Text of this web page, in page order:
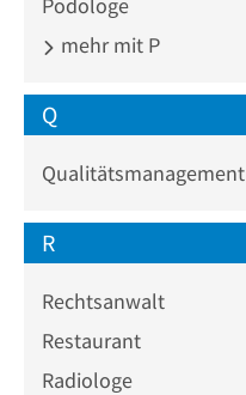
mehr mit P
Q
Qualitätsmanagement
R
Rechtsanwalt
Restaurant
Radiologe